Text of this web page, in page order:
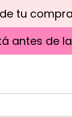
tu
antes de